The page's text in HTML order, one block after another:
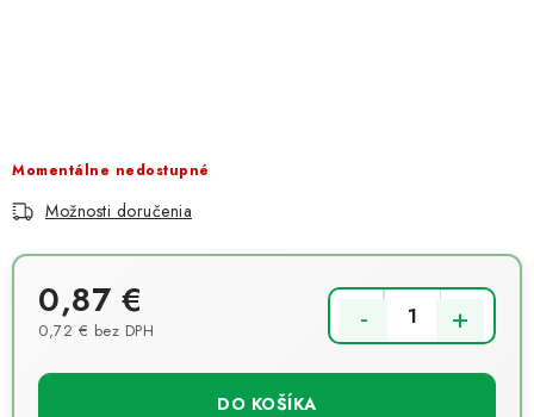
Hodnotenie obchodu
Obchodné podmienky
Podmienky ochrany osobných údajov
Momentálne nedostupné
Možnosti doručenia
0,87 €
0,72 € bez DPH
DO KOŠÍKA